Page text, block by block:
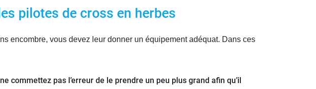
pilotes de cross en herbes
encombre, vous devez leur donner un équipement adéquat. Dans ces
commettez pas l’erreur de le prendre un peu plus grand afin qu’il